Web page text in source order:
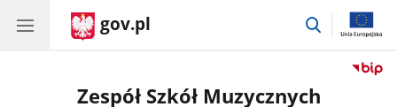
gov.pl
przejdź
Zespół Szkół Muzycznych